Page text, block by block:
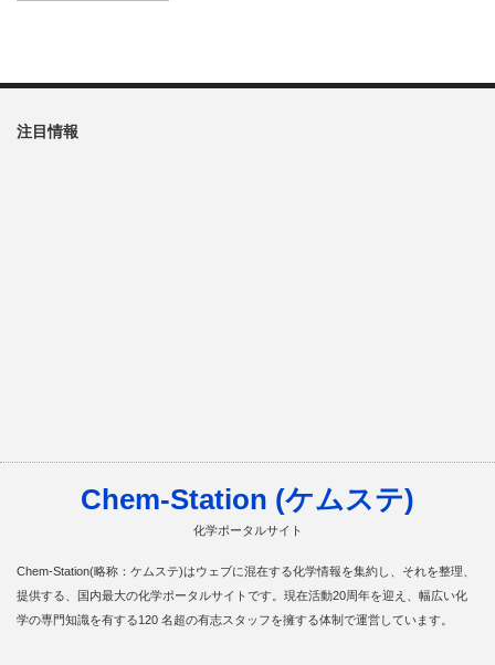
注目情報
Chem-Station (ケムステ)
化学ポータルサイト
Chem-Station(略称：ケムステ)はウェブに混在する化学情報を集約し、それを整理、
提供する、国内最大の化学ポータルサイトです。現在活動20周年を迎え、幅広い化
学の専門知識を有する120 名超の有志スタッフを擁する体制で運営しています。